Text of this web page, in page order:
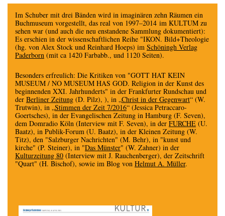
Im Schuber mit drei Bänden wird in imaginären zehn Räumen ein
Buchmuseum vorgestellt, das real von 1997–2014 im KULTUM zu
sehen war (und auch die neu enstandene Sammlung dokumentiert):
Es erschien in der wissenschaftlichen Reihe "IKON. Bild+Theologie
(hg. von Alex Stock und Reinhard Hoeps) im Schöningh Verlag
Paderborn (mit ca 1420 Farbabb., und 1120 Seiten).
Besonders erfreulich: Die Kritiken von "GOTT HAT KEIN
MUSEUM / NO MUSEUM HAS GOD. Religion in der Kunst des
beginnenden XXI. Jahrhunderts" in der Frankfurter Rundschau und
der Berliner Zeitung (D. Pilz), ), in „Christ in der Gegenwart“ (W.
Trutwin), in „Stimmen der Zeit 7/2016“ (Jessica Petraccaro-
Goertsches), in der Evangelischen Zeitung in Hamburg (F. Seven),
dem Domradio Köln (Interview mit F. Seven), in der FURCHE (U.
Baatz), in Publik-Forum (U. Baatz), in der Kleinen Zeitung (W.
Titz), den "Salzburger Nachrichten" (M. Behr), in "kunst und
kirche" (P. Steiner), in "Das Münster" (W. Zahner) in der
Kulturzeitung 80 (Interview mit J. Rauchenberger), der Zeitschrift
"Quart" (H. Bischof), sowie im Blog von Helmut A. Müller.